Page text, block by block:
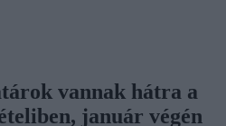
vannak hátra a
január végén